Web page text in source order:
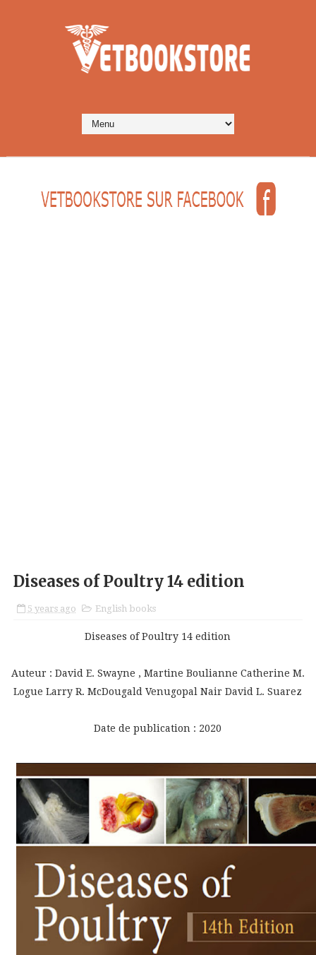
Diseases of Poultry 14 edition
5 years ago English books
Diseases of Poultry 14 edition
Auteur : David E. Swayne , Martine Boulianne Catherine M.
Logue Larry R. McDougald Venugopal Nair David L. Suarez
Date de publication : 2020